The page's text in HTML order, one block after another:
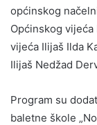
općinskog
Općinskog vijeća
vijeća Ilijaš Ilda
Ilijaš Nedžad
Program su
baletne škole